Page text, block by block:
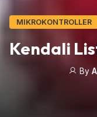
MIKROKONTROLLER
Kendali
By